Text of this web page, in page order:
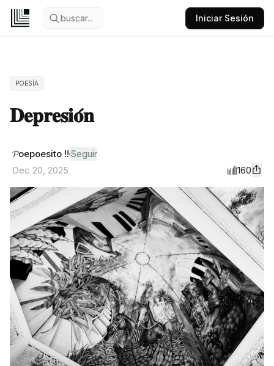
buscar... Iniciar Sesión
POESÍA
𝐃𝐞𝐩𝐫𝐞𝐬𝐢𝐨́𝐧
𝓟oepoesito !! Seguir
Dec 20, 2025
160